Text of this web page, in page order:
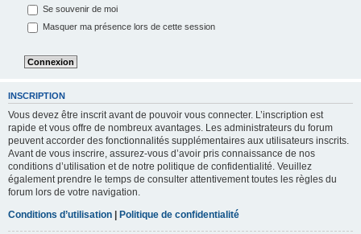
Se souvenir de moi
Masquer ma présence lors de cette session
INSCRIPTION
Vous devez être inscrit avant de pouvoir vous connecter. L’inscription est
rapide et vous offre de nombreux avantages. Les administrateurs du forum
peuvent accorder des fonctionnalités supplémentaires aux utilisateurs inscrits.
Avant de vous inscrire, assurez-vous d’avoir pris connaissance de nos
conditions d’utilisation et de notre politique de confidentialité. Veuillez
également prendre le temps de consulter attentivement toutes les règles du
forum lors de votre navigation.
Conditions d’utilisation | Politique de confidentialité